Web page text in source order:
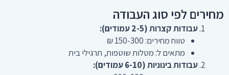
מחירים לפי סוג העבודה
עבודות קצרות (2-5 עמודים):
טווח מחירים: 150-300 ₪
מתאים ל: מטלות שוטפות, תרגילי בית
עבודות בינוניות (6-10 עמודים):